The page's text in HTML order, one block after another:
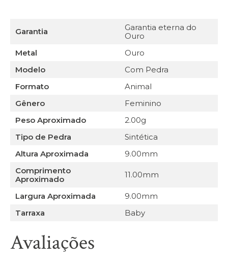
Garantia
Garantia eterna do
Ouro
Metal
Ouro
Modelo
Com Pedra
Formato
Animal
Gênero
Feminino
Peso Aproximado
2.00g
Tipo de Pedra
Sintética
Altura Aproximada
9.00mm
Comprimento
Aproximado
11.00mm
Largura Aproximada
9.00mm
Tarraxa
Baby
Avaliações